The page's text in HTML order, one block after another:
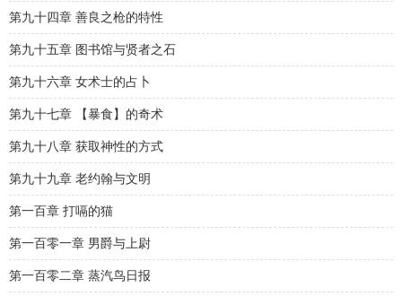
第九十四章 善良之枪的特性
第九十五章 图书馆与贤者之石
第九十六章 女术士的占卜
第九十七章 【暴食】的奇术
第九十八章 获取神性的方式
第九十九章 老约翰与文明
第一百章 打嗝的猫
第一百零一章 男爵与上尉
第一百零二章 蒸汽鸟日报